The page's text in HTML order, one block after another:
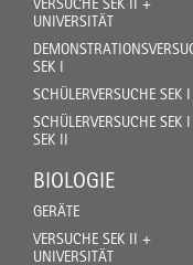
UNIVERSITÄT
SEK I
SCHÜLERVERSUCHE SEK I
SCHÜLERVERSUCHE SEK
SEK II
BIOLOGIE
GERÄTE
VERSUCHE SEK II +
UNIVERSITÄT